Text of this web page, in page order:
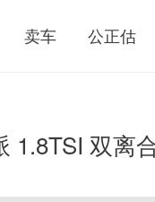
公正估
卖车
1.8TSI 双离